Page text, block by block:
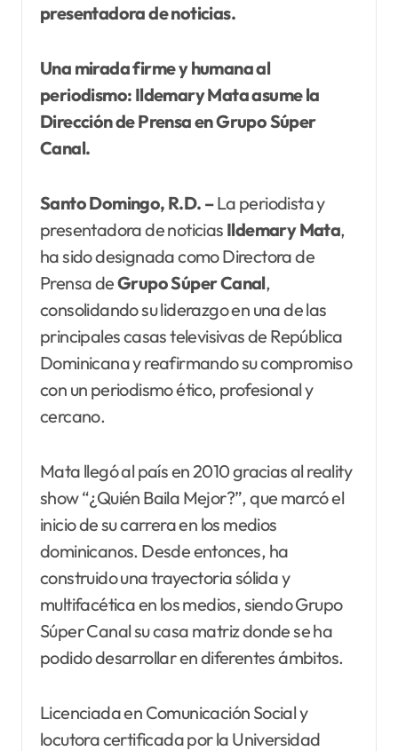
presentadora de noticias.
Una mirada firme y humana al
periodismo: Ildemary Mata asume la
Dirección de Prensa en Grupo Súper
Canal.
Santo Domingo, R.D. –La periodista y
presentadora de noticias IldemaryMata,
ha sido designada como Directora de
Prensa deGrupo SúperCanal,
consolidando su liderazgo en una de las
principales casas televisivas de República
Dominicana y reafirmando su compromiso
con un periodismo ético, profesional y
cercano.
Mata llegó al país en 2010 gracias al reality
show “¿Quién Baila Mejor?”, que marcó el
inicio de su carrera en los medios
dominicanos. Desde entonces, ha
construido una trayectoria sólida y
multifacética en los medios, siendo Grupo
Súper Canal su casa matriz donde se ha
podido desarrollar en diferentes ámbitos.
Licenciada en Comunicación Social y
locutora certificada por la Universidad